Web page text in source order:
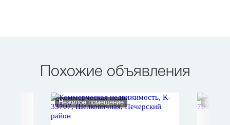
Похожие объявления
Нежилое помещение